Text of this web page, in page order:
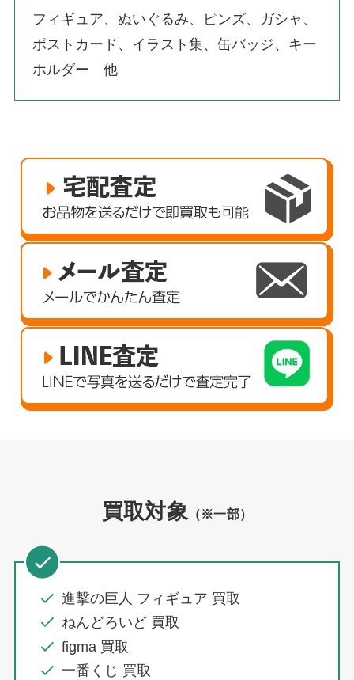
フィギュア、ぬいぐるみ、ピンズ、ガシャ、
ポストカード、イラスト集、缶バッジ、キー
ホルダー 他
買取対象 （※一部）
進撃の巨人 フィギュア 買取
ねんどろいど 買取
figma 買取
一番くじ 買取